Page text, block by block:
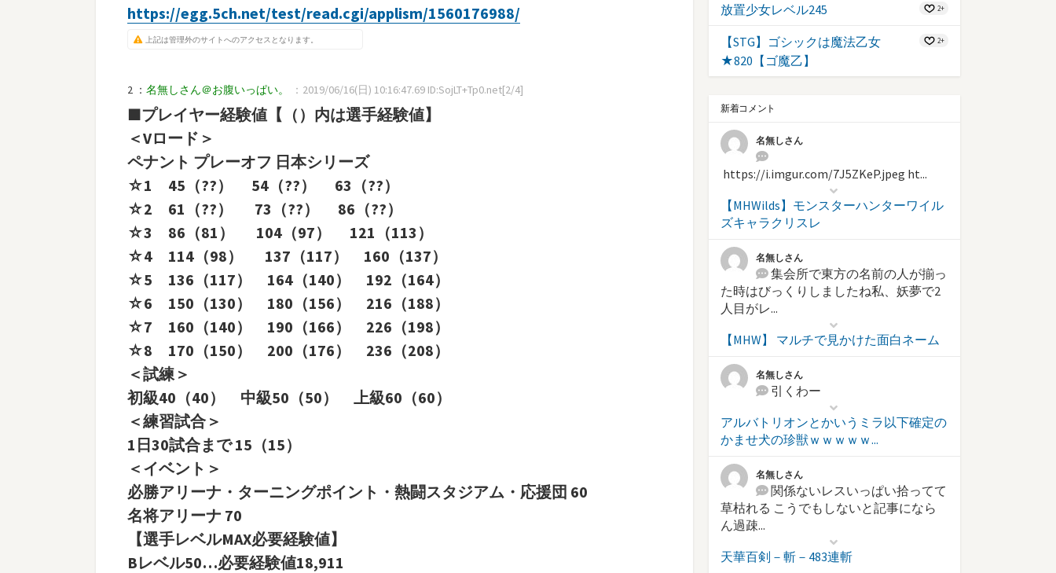
https://egg.5ch.net/test/read.cgi/applism/1560176988/
上記は管理外のサイトへのアクセスとなります。
2 ： 名無しさん＠お腹いっぱい。 ：2019/06/16(日) 10:16:47.69 ID:SojLT+Tp0.net[2/4]
■プレイヤー経験値【（）内は選手経験値】
＜Vロード＞
ペナント プレーオフ 日本シリーズ
☆1 45（??） 54（??） 63（??）
☆2 61（??） 73（??） 86（??）
☆3 86（81） 104（97） 121（113）
☆4 114（98） 137（117） 160（137）
☆5 136（117） 164（140） 192（164）
☆6 150（130） 180（156） 216（188）
☆7 160（140） 190（166） 226（198）
☆8 170（150） 200（176） 236（208）
＜試練＞
初級40（40） 中級50（50） 上級60（60）
＜練習試合＞
1日30試合まで 15（15）
＜イベント＞
必勝アリーナ・ターニングポイント・熱闘スタジアム・応援団 60
名将アリーナ 70
【選手レベルMAX必要経験値】
Bレベル50…必要経験値18,911
放置少女レベル245 2+
【STG】ゴシックは魔法乙女
★820【ゴ魔乙】
2+
新着コメント
名無しさん
https://i.imgur.com/7J5ZKeP.jpeg ht...
【MHWilds】モンスターハンターワイル
ズキャラクリスレ
名無しさん
集会所で東方の名前の人が揃っ
た時はびっくりしましたね私、妖夢で2
人目がレ...
【MHW】 マルチで見かけた面白ネーム
名無しさん
引くわー
アルバトリオンとかいうミラ以下確定の
かませ犬の珍獣ｗｗｗｗｗ...
名無しさん
関係ないレスいっぱい拾ってて
草枯れる こうでもしないと記事になら
ん過疎...
天華百剣－斬－483連斬